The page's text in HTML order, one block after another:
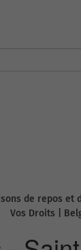
de repos et
Vos Droits |